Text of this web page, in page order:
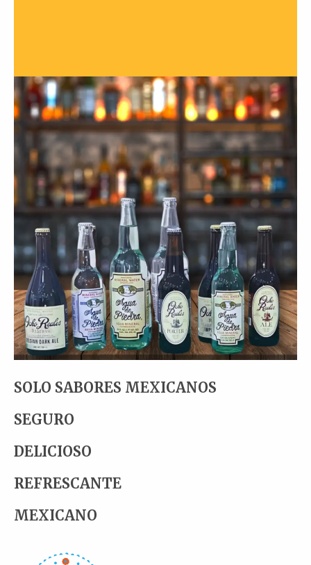
SOLO SABORES MEXICANOS
SEGURO
DELICIOSO
REFRESCANTE
MEXICANO